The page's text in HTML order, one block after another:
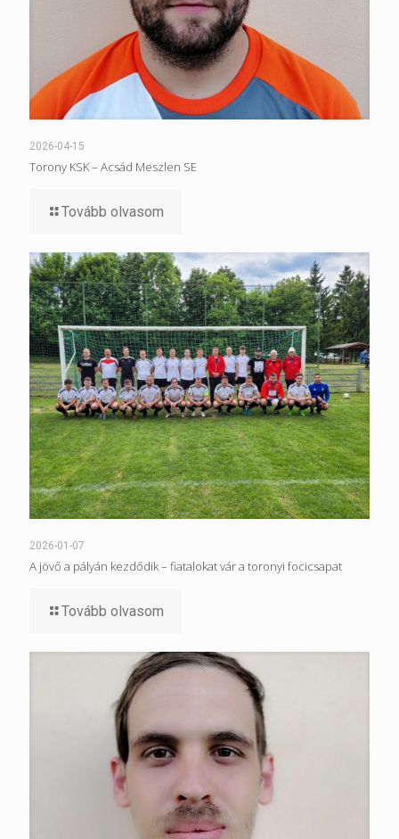
2026-04-15
Torony KSK – Acsád Meszlen SE
Tovább olvasom
2026-01-07
A jövő a pályán kezdődik – fiatalokat vár a toronyi focicsapat
Tovább olvasom